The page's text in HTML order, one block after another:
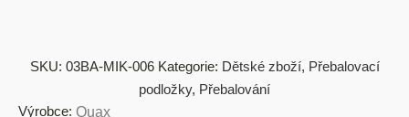
SKU: 03BA-MIK-006 Kategorie: Dětské zboží, Přebalovací
podložky, Přebalování
Výrobce: Quax